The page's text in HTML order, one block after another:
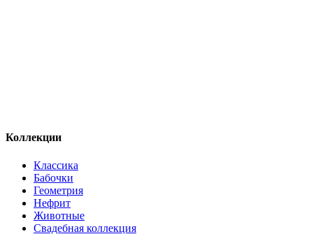
Коллекции
Классика
Бабочки
Геометрия
Нефрит
Животные
Свадебная коллекция